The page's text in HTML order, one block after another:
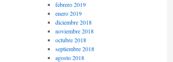
febrero 2019
enero 2019
diciembre 2018
noviembre 2018
octubre 2018
septiembre 2018
agosto 2018